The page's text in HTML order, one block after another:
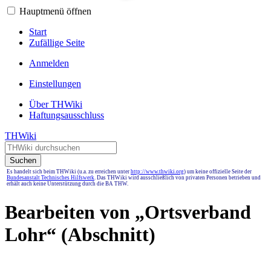
Hauptmenü öffnen
Start
Zufällige Seite
Anmelden
Einstellungen
Über THWiki
Haftungsausschluss
THWiki
Suchen
Es handelt sich beim THWiki (u.a. zu erreichen unter http://www.thwiki.org) um keine offizielle Seite der
Bundesanstalt Technisches Hilfswerk. Das THWiki wird ausschließlich von privaten Personen betrieben und
erhält auch keine Unterstützung durch die BA THW.
Bearbeiten von „Ortsverband
Lohr“ (Abschnitt)